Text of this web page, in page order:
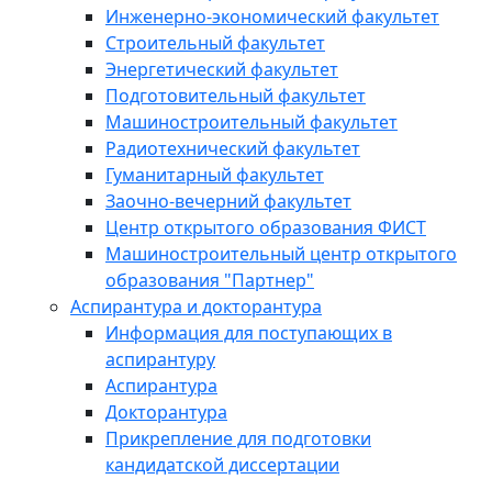
Инженерно-экономический факультет
Строительный факультет
Энергетический факультет
Подготовительный факультет
Машиностроительный факультет
Радиотехнический факультет
Гуманитарный факультет
Заочно-вечерний факультет
Центр открытого образования ФИСТ
Машиностроительный центр открытого
образования "Партнер"
Аспирантура и докторантура
Информация для поступающих в
аспирантуру
Аспирантура
Докторантура
Прикрепление для подготовки
кандидатской диссертации